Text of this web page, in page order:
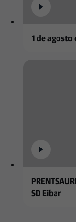
1 de agosto
SD Eibar